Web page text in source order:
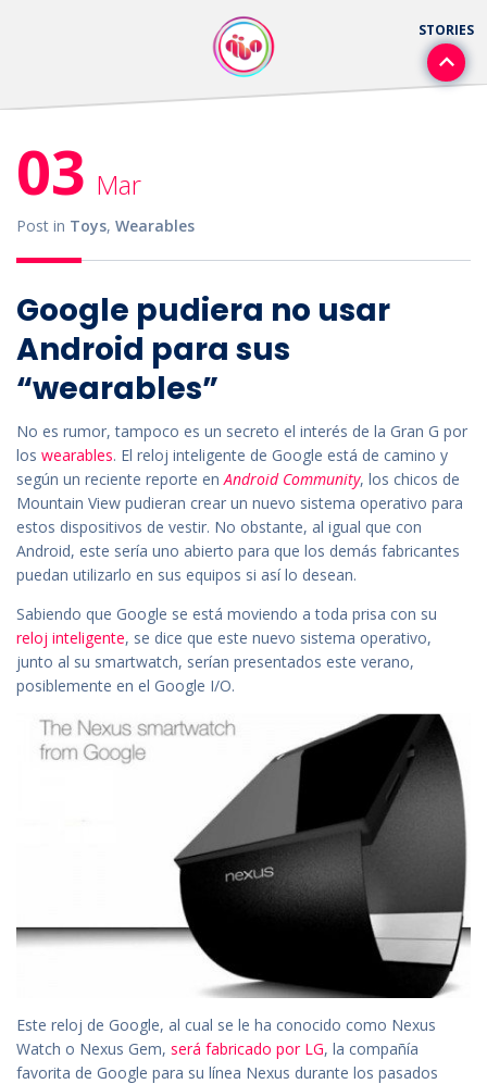
03 Mar
Post in Toys, Wearables
Google pudiera no usar
Android para sus
“wearables”
No es rumor, tampoco es un secreto el interés de la Gran G por
los wearables. El reloj inteligente de Google está de camino y
según un reciente reporte en Android Community, los chicos de
Mountain View pudieran crear un nuevo sistema operativo para
estos dispositivos de vestir. No obstante, al igual que con
Android, este sería uno abierto para que los demás fabricantes
puedan utilizarlo en sus equipos si así lo desean.
Sabiendo que Google se está moviendo a toda prisa con su
reloj inteligente, se dice que este nuevo sistema operativo,
junto al su smartwatch, serían presentados este verano,
posiblemente en el Google I/O.
Este reloj de Google, al cual se le ha conocido como Nexus
Watch o Nexus Gem, será fabricado por LG, la compañía
favorita de Google para su línea Nexus durante los pasados